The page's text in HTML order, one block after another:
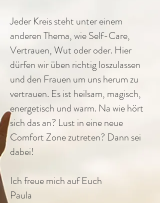
Jeder Kreis steht unter einem
anderen Thema, wie Self-Care,
Vertrauen, Wut oder oder. Hier
dürfen wir üben richtig loszulassen
und den Frauen um uns herum zu
vertrauen. Es ist heilsam, magisch,
energetisch und warm. Na wie hört
sich das an? Lust in eine neue
Comfort Zone zutreten? Dann sei
dabei!
Ich freue mich auf Euch
Paula